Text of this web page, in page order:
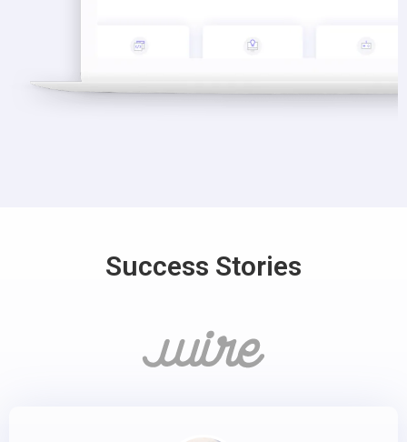
Success Stories